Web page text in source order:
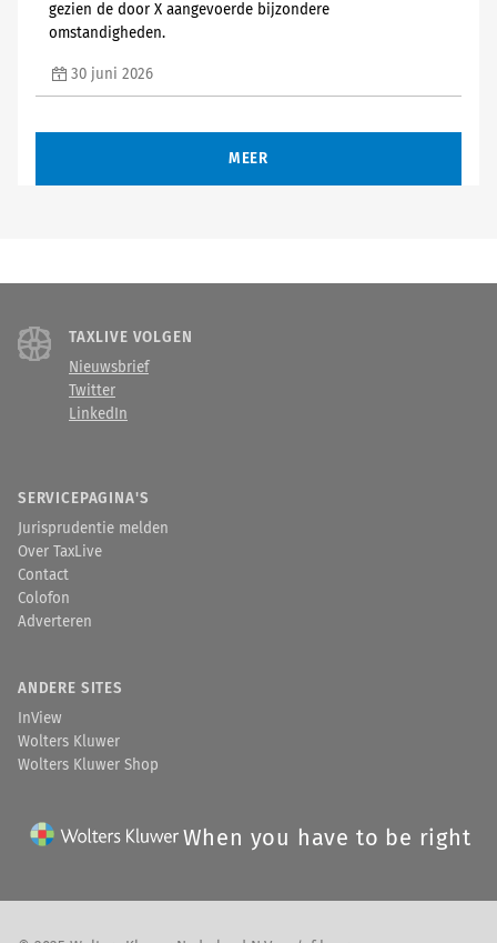
gezien de door X aangevoerde bijzondere
omstandigheden.
30 juni 2026
MEER
TAXLIVE VOLGEN
Nieuwsbrief
Twitter
LinkedIn
SERVICEPAGINA'S
Jurisprudentie melden
Over TaxLive
Contact
Colofon
Adverteren
ANDERE SITES
InView
Wolters Kluwer
Wolters Kluwer Shop
When you have to be right